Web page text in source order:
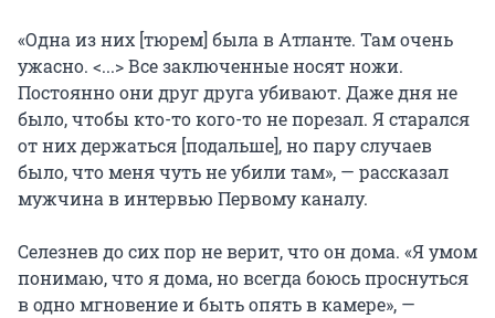
«Одна из них [тюрем] была в Атланте. Там очень
ужасно. <...> Все заключенные носят ножи.
Постоянно они друг друга убивают. Даже дня не
было, чтобы кто-то кого-то не порезал. Я старался
от них держаться [подальше], но пару случаев
было, что меня чуть не убили там», — рассказал
мужчина в интервью Первому каналу.
Селезнев до сих пор не верит, что он дома. «Я умом
понимаю, что я дома, но всегда боюсь проснуться
в одно мгновение и быть опять в камере», —